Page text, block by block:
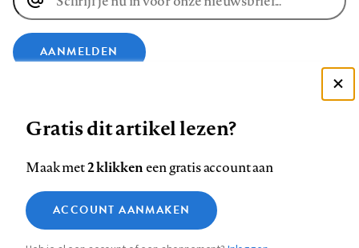
E-
mailadres
AANMELDEN
op
Facebook
op
LinkedIn
op
Bluesky
ons
op
InstagramYouTube
Footer
Contact Colofon Disclaimer Privacy
Medische vragen verdienen
betrouwbare antwoorden
Zie onze cookie policy
Analytische cookies
Gratis dit artikel lezen?
Maak met2 klikkeneen gratis account aan
ACCOUNT AANMAKEN